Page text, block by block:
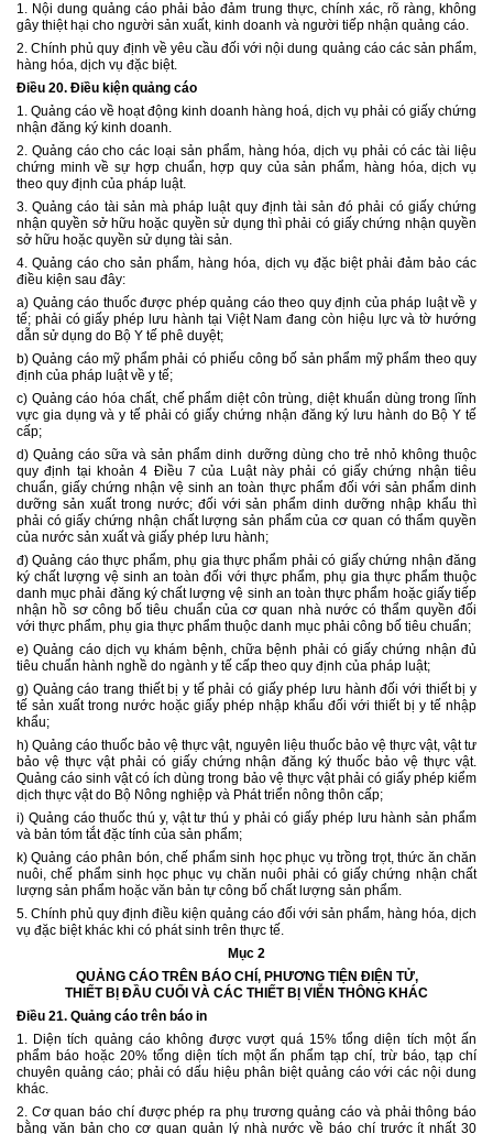
1. Nội dung quảng cáo phải bảo đảm trung thực, chính xác, rõ ràng, không
gây thiệt hại cho người sản xuất, kinh doanh và người tiếp nhận quảng cáo.
2. Chính phủ quy định về yêu cầu đối với nội dung quảng cáo các sản phẩm,
hàng hóa, dịch vụ đặc biệt.
Điều 20. Điều kiện quảng cáo
1. Quảng cáo về hoạt động kinh doanh hàng hoá, dịch vụ phải có giấy chứng
nhận đăng ký kinh doanh.
2. Quảng cáo cho các loại sản phẩm, hàng hóa, dịch vụ phải có các tài liệu
chứng minh về sự hợp chuẩn, hợp quy của sản phẩm, hàng hóa, dịch vụ
theo quy định của pháp luật.
3. Quảng cáo tài sản mà pháp luật quy định tài sản đó phải có giấy chứng
nhận quyền sở hữu hoặc quyền sử dụng thì phải có giấy chứng nhận quyền
sở hữu hoặc quyền sử dụng tài sản.
4. Quảng cáo cho sản phẩm, hàng hóa, dịch vụ đặc biệt phải đảm bảo các
điều kiện sau đây:
a) Quảng cáo thuốc được phép quảng cáo theo quy định của pháp luật về y
tế; phải có giấy phép lưu hành tại Việt Nam đang còn hiệu lực và tờ hướng
dẫn sử dụng do Bộ Y tế phê duyệt;
b) Quảng cáo mỹ phẩm phải có phiếu công bố sản phẩm mỹ phẩm theo quy
định của pháp luật về y tế;
c) Quảng cáo hóa chất, chế phẩm diệt côn trùng, diệt khuẩn dùng trong lĩnh
vực gia dụng và y tế phải có giấy chứng nhận đăng ký lưu hành do Bộ Y tế
cấp;
d) Quảng cáo sữa và sản phẩm dinh dưỡng dùng cho trẻ nhỏ không thuộc
quy định tại khoản 4 Điều 7 của Luật này phải có giấy chứng nhận tiêu
chuẩn, giấy chứng nhận vệ sinh an toàn thực phẩm đối với sản phẩm dinh
dưỡng sản xuất trong nước; đối với sản phẩm dinh dưỡng nhập khẩu thì
phải có giấy chứng nhận chất lượng sản phẩm của cơ quan có thẩm quyền
của nước sản xuất và giấy phép lưu hành;
đ) Quảng cáo thực phẩm, phụ gia thực phẩm phải có giấy chứng nhận đăng
ký chất lượng vệ sinh an toàn đối với thực phẩm, phụ gia thực phẩm thuộc
danh mục phải đăng ký chất lượng vệ sinh an toàn thực phẩm hoặc giấy tiếp
nhận hồ sơ công bố tiêu chuẩn của cơ quan nhà nước có thẩm quyền đối
với thực phẩm, phụ gia thực phẩm thuộc danh mục phải công bố tiêu chuẩn;
e) Quảng cáo dịch vụ khám bệnh, chữa bệnh phải có giấy chứng nhận đủ
tiêu chuẩn hành nghề do ngành y tế cấp theo quy định của pháp luật;
g) Quảng cáo trang thiết bị y tế phải có giấy phép lưu hành đối với thiết bị y
tế sản xuất trong nước hoặc giấy phép nhập khẩu đối với thiết bị y tế nhập
khẩu;
h) Quảng cáo thuốc bảo vệ thực vật, nguyên liệu thuốc bảo vệ thực vật, vật tư
bảo vệ thực vật phải có giấy chứng nhận đăng ký thuốc bảo vệ thực vật.
Quảng cáo sinh vật có ích dùng trong bảo vệ thực vật phải có giấy phép kiểm
dịch thực vật do Bộ Nông nghiệp và Phát triển nông thôn cấp;
i) Quảng cáo thuốc thú y, vật tư thú y phải có giấy phép lưu hành sản phẩm
và bản tóm tắt đặc tính của sản phẩm;
k) Quảng cáo phân bón, chế phẩm sinh học phục vụ trồng trọt, thức ăn chăn
nuôi, chế phẩm sinh học phục vụ chăn nuôi phải có giấy chứng nhận chất
lượng sản phẩm hoặc văn bản tự công bố chất lượng sản phẩm.
5. Chính phủ quy định điều kiện quảng cáo đối với sản phẩm, hàng hóa, dịch
vụ đặc biệt khác khi có phát sinh trên thực tế.
Mục 2
QUẢNG CÁO TRÊN BÁO CHÍ, PHƯƠNG TIỆN ĐIỆN TỬ,
THIẾT BỊ ĐẦU CUỐI VÀ CÁC THIẾT BỊ VIỄN THÔNG KHÁC
Điều 21. Quảng cáo trên báo in
1. Diện tích quảng cáo không được vượt quá 15% tổng diện tích một ấn
phẩm báo hoặc 20% tổng diện tích một ấn phẩm tạp chí, trừ báo, tạp chí
chuyên quảng cáo; phải có dấu hiệu phân biệt quảng cáo với các nội dung
khác.
2. Cơ quan báo chí được phép ra phụ trương quảng cáo và phải thông báo
bằng văn bản cho cơ quan quản lý nhà nước về báo chí trước ít nhất 30